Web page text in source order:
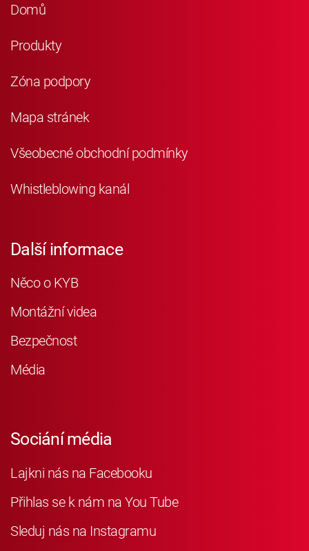
Domů
Produkty
Zóna podpory
Mapa stránek
Všeobecné obchodní podmínky
Whistleblowing kanál
Další informace
Něco o KYB
Montážní videa
Bezpečnost
Média
Sociání média
Lajkni nás na Facebooku
Přihlas se k nám na You Tube
Sleduj nás na Instagramu